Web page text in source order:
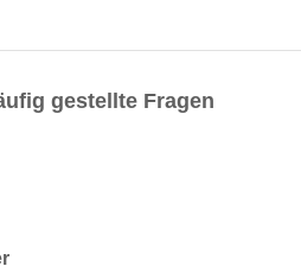
gestellte Fragen